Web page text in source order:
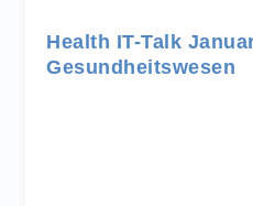
Health IT-Talk
Gesundheitswesen